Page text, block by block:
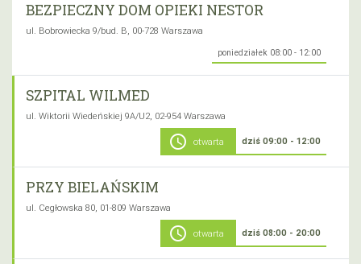
BEZPIECZNY DOM OPIEKI NESTOR
ul. Bobrowiecka 9/bud. B, 00-728 Warszawa
poniedziałek 08:00 - 12:00
SZPITAL WILMED
ul. Wiktorii Wiedeńskiej 9A/U2, 02-954 Warszawa
schedule otwarta dziś 09:00 - 12:00
PRZY BIELAŃSKIM
ul. Cegłowska 80, 01-809 Warszawa
schedule otwarta dziś 08:00 - 20:00